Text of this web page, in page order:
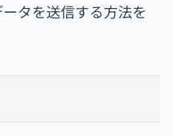
タを送信する方法を